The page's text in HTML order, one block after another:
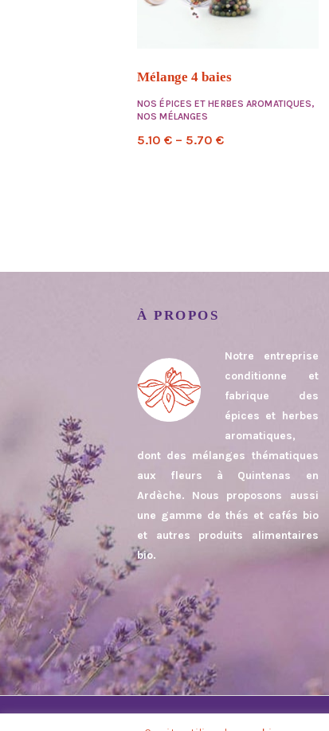
Mélange 4 baies
NOS ÉPICES ET HERBES AROMATIQUES,
NOS MÉLANGES
5.10 € – 5.70 €
À PROPOS
Notre entreprise
conditionne et
fabrique des
épices et herbes
aromatiques,
dont des mélanges thématiques
aux fleurs à Quintenas en
Ardèche. Nous proposons aussi
une gamme de thés et cafés bio
et autres produits alimentaires
bio.